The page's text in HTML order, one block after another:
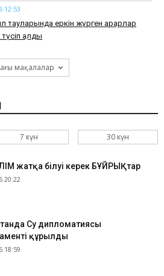
12:53
тауларында еркін жүрген арқарлар
қалды
мақалалар
7 күн 30 күн
жатқа білуі керек БҰЙРЫҚтар
20:22
Су дипломатиясы
құрылды
18:59